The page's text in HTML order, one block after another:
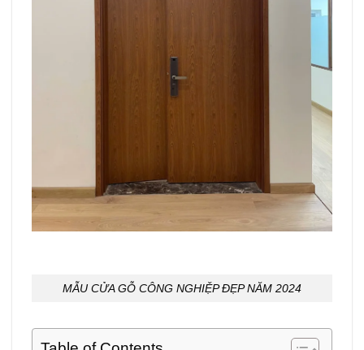
MẪU CỬA GỖ CÔNG NGHIỆP ĐẸP NĂM 2024